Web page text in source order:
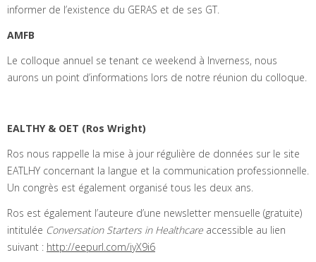
informer de l’existence du GERAS et de ses GT.
AMFB
Le colloque annuel se tenant ce weekend à Inverness, nous
aurons un point d’informations lors de notre réunion du colloque.
EALTHY & OET (Ros Wright)
Ros nous rappelle la mise à jour régulière de données sur le site
EATLHY concernant la langue et la communication professionnelle.
Un congrès est également organisé tous les deux ans.
Ros est également l’auteure d’une newsletter mensuelle (gratuite)
intitulée Conversation Starters in Healthcare accessible au lien
suivant : http://eepurl.com/iyX9i6